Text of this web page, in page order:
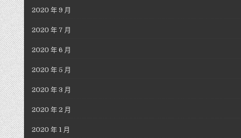
2020 年 9 月
2020 年 7 月
2020 年 6 月
2020 年 5 月
2020 年 3 月
2020 年 2 月
2020 年 1 月